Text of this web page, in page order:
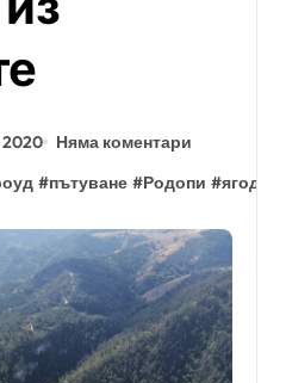
2020
Няма коментари
#пътуване #Родопи #